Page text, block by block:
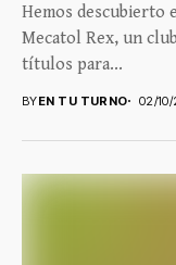
Hemos descubierto
Mecatol Rex, un
títulos para...
BYEN TU TURNO 02/